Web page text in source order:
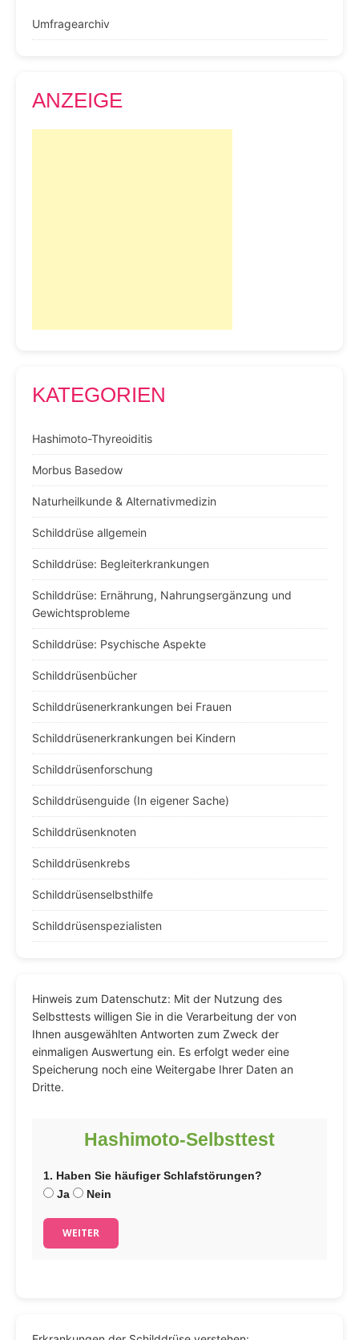
Umfragearchiv
ANZEIGE
KATEGORIEN
Hashimoto-Thyreoiditis
Morbus Basedow
Naturheilkunde & Alternativmedizin
Schilddrüse allgemein
Schilddrüse: Begleiterkrankungen
Schilddrüse: Ernährung, Nahrungsergänzung und
Gewichtsprobleme
Schilddrüse: Psychische Aspekte
Schilddrüsenbücher
Schilddrüsenerkrankungen bei Frauen
Schilddrüsenerkrankungen bei Kindern
Schilddrüsenforschung
Schilddrüsenguide (In eigener Sache)
Schilddrüsenknoten
Schilddrüsenkrebs
Schilddrüsenselbsthilfe
Schilddrüsenspezialisten
Hinweis zum Datenschutz: Mit der Nutzung des
Selbsttests willigen Sie in die Verarbeitung der von
Ihnen ausgewählten Antworten zum Zweck der
einmaligen Auswertung ein. Es erfolgt weder eine
Speicherung noch eine Weitergabe Ihrer Daten an
Dritte.
Hashimoto-Selbsttest
1. Haben Sie häufiger Schlafstörungen?
Ja
Nein
WEITER